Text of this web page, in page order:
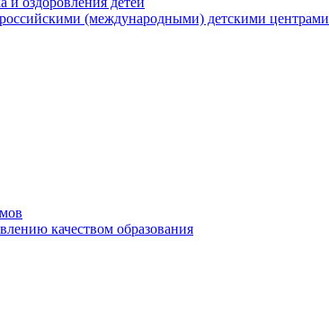
(международными) детскими центрами
качеством образования